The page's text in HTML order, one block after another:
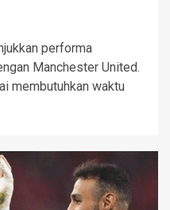
performa
Manchester United.
membutuhkan waktu